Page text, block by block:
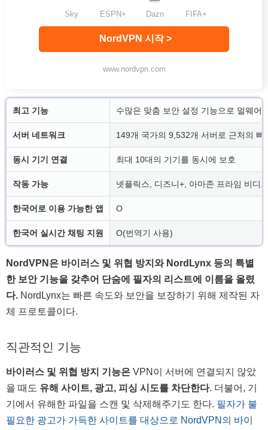
Sky ESPN+ Dazn FIFA+
NordVPN 시작 >
www.nordvpn.com
최고 기능 수많은 맞춤 보안 설정 기능으로 멀웨어
서버 네트워크 149개 국가의 9,532개 서버로 근처의
동시 기기 연결 최대 10대의 기기를 동시에 보호
작동 가능 넷플릭스, 디즈니+, 아마존 프라임 비디
한국어로 이용 가능한 앱 O
한국어 실시간 채팅 지원 O(번역기 사용)
NordVPN은 바이러스 및 위협 방지와 NordLynx 등의 특별
한 보안 기능을 갖추어 단숨에 필자의 리스트에 이름을 올렸
다. NordLynx는 빠른 속도와 보안을 보장하기 위해 제작된 자
체 프로토콜이다.
직관적인 기능
바이러스 및 위협 방지 기능은 VPN이 서버에 연결되지 않았
을 때도 유해 사이트, 광고, 피싱 시도를 차단한다. 더불어, 기
기에서 유해한 파일을 스캔 및 삭제해주기도 한다. 필자가 불
필요한 광고가 가득한 사이트를 대상으로 NordVPN의 바이